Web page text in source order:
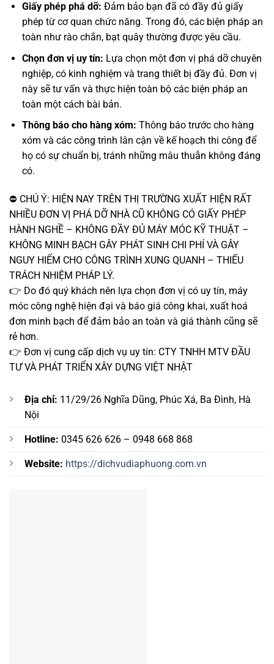
Giấy phép phá dỡ: Đảm bảo bạn đã có đầy đủ giấy
phép từ cơ quan chức năng. Trong đó, các biện pháp an
toàn như rào chắn, bạt quây thường được yêu cầu.
Chọn đơn vị uy tín: Lựa chọn một đơn vị phá dỡ chuyên
nghiệp, có kinh nghiệm và trang thiết bị đầy đủ. Đơn vị
này sẽ tư vấn và thực hiện toàn bộ các biện pháp an
toàn một cách bài bản.
Thông báo cho hàng xóm: Thông báo trước cho hàng
xóm và các công trình lân cận về kế hoạch thi công để
họ có sự chuẩn bị, tránh những mâu thuẫn không đáng
có.
⛔ CHÚ Ý: HIỆN NAY TRÊN THỊ TRƯỜNG XUẤT HIỆN RẤT
NHIỀU ĐƠN VỊ PHÁ DỠ NHÀ CŨ KHÔNG CÓ GIẤY PHÉP
HÀNH NGHỀ – KHÔNG ĐẦY ĐỦ MÁY MÓC KỸ THUẬT –
KHÔNG MINH BẠCH GÂY PHÁT SINH CHI PHÍ VÀ GÂY
NGUY HIỂM CHO CÔNG TRÌNH XUNG QUANH – THIẾU
TRÁCH NHIỆM PHÁP LÝ.
👉 Do đó quý khách nên lựa chọn đơn vị có uy tín, máy
móc công nghệ hiện đại và báo giá công khai, xuất hoá
đơn minh bạch để đảm bảo an toàn và giá thành cũng sẽ
rẻ hơn.
👉 Đơn vị cung cấp dịch vụ uy tín: CTY TNHH MTV ĐẦU
TƯ VÀ PHÁT TRIỂN XÂY DỰNG VIỆT NHẬT
Địa chỉ: 11/29/26 Nghĩa Dũng, Phúc Xá, Ba Đình, Hà
Nội
Hotline: 0345 626 626 – 0948 668 868
Website: https://dichvudiaphuong.com.vn